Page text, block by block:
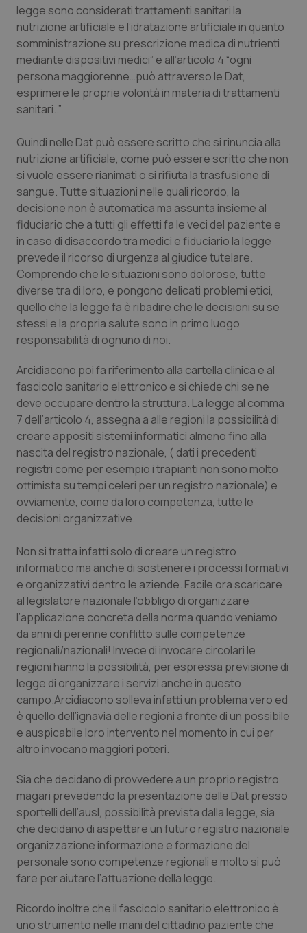
Valle D’Aosta
Veneto
Oncodermatologia
Oncoematologia
Oncologia & Nutrizione
Quotidiano Cardiologia
Quotidiano Chirurgia
Quotidiano Oncologia
Quotidiano Pediatria
Rene & patologie urogenitali
Salute orale & impianti
Sangue & coagulazione
Tiroide
Tumore al seno
Tumore ovarico
Tumori del Polmone & Testa Collo
Tumori gastrointestinali
Ulcera & Reflusso
Vaccini
legge sono considerati trattamenti sanitari la
nutrizione artificiale e l’idratazione artificiale in quanto
somministrazione su prescrizione medica di nutrienti
mediante dispositivi medici” e all’articolo 4 “ogni
persona maggiorenne…può attraverso le Dat,
esprimere le proprie volontà in materia di trattamenti
sanitari..”
Quindi nelle Dat può essere scritto che si rinuncia alla
nutrizione artificiale, come può essere scritto che non
si vuole essere rianimati o si rifiuta la trasfusione di
sangue. Tutte situazioni nelle quali ricordo, la
decisione non è automatica ma assunta insieme al
fiduciario che a tutti gli effetti fa le veci del paziente e
in caso di disaccordo tra medici e fiduciario la legge
prevede il ricorso di urgenza al giudice tutelare.
Comprendo che le situazioni sono dolorose, tutte
diverse tra di loro, e pongono delicati problemi etici,
quello che la legge fa è ribadire che le decisioni su se
stessi e la propria salute sono in primo luogo
responsabilità di ognuno di noi.
Arcidiacono poi fa riferimento alla cartella clinica e al
fascicolo sanitario elettronico e si chiede chi se ne
deve occupare dentro la struttura. La legge al comma
7 dell’articolo 4, assegna a alle regioni la possibilità di
creare appositi sistemi informatici almeno fino alla
nascita del registro nazionale, ( dati i precedenti
registri come per esempio i trapianti non sono molto
ottimista su tempi celeri per un registro nazionale) e
ovviamente, come da loro competenza, tutte le
decisioni organizzative.
Non si tratta infatti solo di creare un registro
informatico ma anche di sostenere i processi formativi
e organizzativi dentro le aziende. Facile ora scaricare
al legislatore nazionale l’obbligo di organizzare
l’applicazione concreta della norma quando veniamo
da anni di perenne conflitto sulle competenze
regionali/nazionali! Invece di invocare circolari le
regioni hanno la possibilità, per espressa previsione di
legge di organizzare i servizi anche in questo
campo.Arcidiacono solleva infatti un problema vero ed
è quello dell’ignavia delle regioni a fronte di un possibile
e auspicabile loro intervento nel momento in cui per
altro invocano maggiori poteri.
Sia che decidano di provvedere a un proprio registro
magari prevedendo la presentazione delle Dat presso
sportelli dell’ausl, possibilità prevista dalla legge, sia
che decidano di aspettare un futuro registro nazionale
organizzazione informazione e formazione del
personale sono competenze regionali e molto si può
fare per aiutare l’attuazione della legge.
Ricordo inoltre che il fascicolo sanitario elettronico è
uno strumento nelle mani del cittadino paziente che